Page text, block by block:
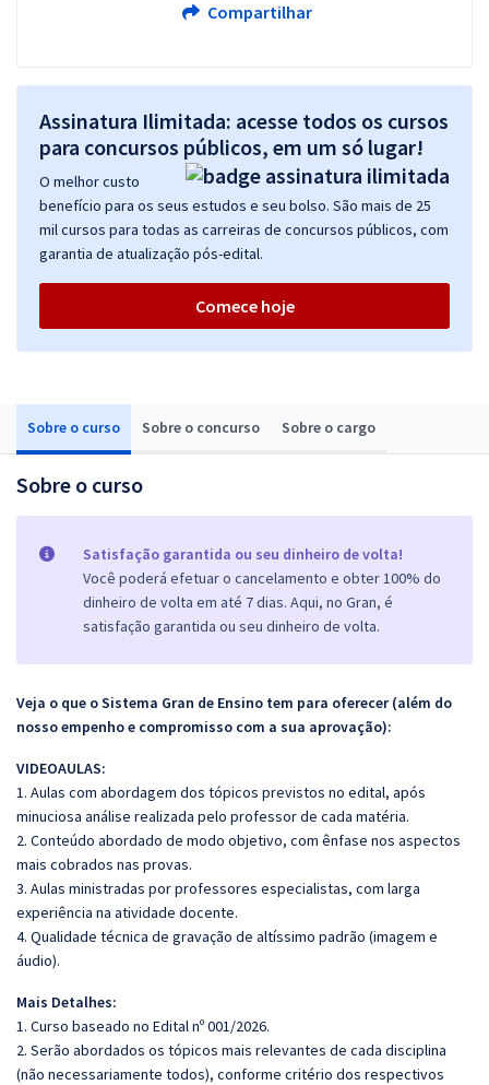
Sobre o curso Sobre o concurso Sobre o cargo
Sobre o curso
Satisfação garantida ou seu dinheiro de volta!
Você poderá efetuar o cancelamento e obter 100% do
dinheiro de volta em até 7 dias. Aqui, no Gran, é
satisfação garantida ou seu dinheiro de volta.
Veja o que o Sistema Gran de Ensino tem para oferecer (além do
nosso empenho e compromisso com a sua aprovação):
VIDEOAULAS:
1. Aulas com abordagem dos tópicos previstos no edital, após
minuciosa análise realizada pelo professor de cada matéria.
2. Conteúdo abordado de modo objetivo, com ênfase nos aspectos
mais cobrados nas provas.
3. Aulas ministradas por professores especialistas, com larga
experiência na atividade docente.
4. Qualidade técnica de gravação de altíssimo padrão (imagem e
áudio).
Mais Detalhes:
1. Curso baseado no Edital nº 001/2026.
2. Serão abordados os tópicos mais relevantes de cada disciplina
(não necessariamente todos), conforme critério dos respectivos
Compartilhar
Assinatura Ilimitada: acesse todos os cursos
para concursos públicos, em um só lugar!
O melhor custo
benefício para os seus estudos e seu bolso. São mais de 25
mil cursos para todas as carreiras de concursos públicos, com
garantia de atualização pós-edital.
Comece hoje